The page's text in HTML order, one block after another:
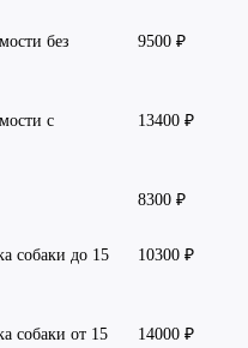
без
9500 ₽
с
13400 ₽
8300 ₽
собаки до 15
10300 ₽
собаки от 15
14000 ₽